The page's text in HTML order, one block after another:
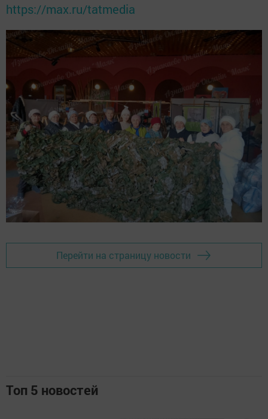
https://max.ru/tatmedia
Перейти на страницу новости
Топ 5 новостей